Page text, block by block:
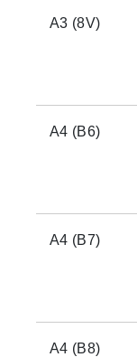
A3 (8V)
A4 (B6)
A4 (B7)
A4 (B8)